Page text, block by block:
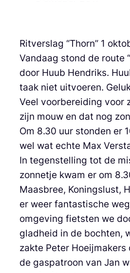
Ritverslag “Thorn” 1
Vandaag stond de route
door Huub Hendriks.
taak niet uitvoeren.
Veel voorbereiding voor
zijn mouw en dat nog
Om 8.30 uur stonden er
wel wat echte Max
In tegenstelling tot de
zonnetje kwam er om
Maasbree, Koningslust,
er weer fantastische
omgeving fietsten we
gladheid in de bochten,
zakte Peter
de gaspatroon van Jan